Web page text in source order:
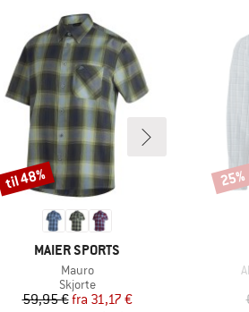
MÆRKE
MAIER SPORTS
Artikel
Mauro
Produktgruppe
Skjorte
Pris
59,95 € Nedsat pris
fra 31,17 €
til 48% Rabat
25%